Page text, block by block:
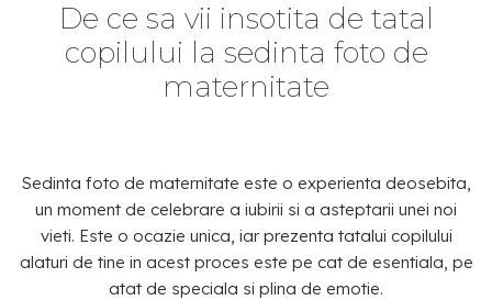
De ce sa vii insotita de tatal
copilului la sedinta foto de
maternitate
Sedinta foto de maternitate este o experienta deosebita,
un moment de celebrare a iubirii si a asteptarii unei noi
vieti. Este o ocazie unica, iar prezenta tatalui copilului
alaturi de tine in acest proces este pe cat de esentiala, pe
atat de speciala si plina de emotie.